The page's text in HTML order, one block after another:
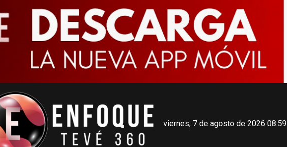
viernes, 7 de agosto de 2026 08:59